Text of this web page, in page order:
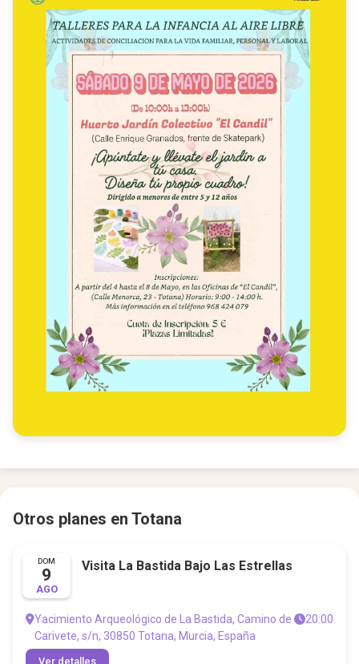
Dirigido a menores entre 5 y 12 años.
Cuota: 5 €
MÁS INFORMACIÓN E INSCRIPCIONES:
·Oficinas El Colectivo El Candil
C/ Menorca, 23 - Totana
Telf.: 968424079
Horario: de 9 h. a 14 h.
Otros planes en Totana
DOM
9
AGO
Visita La Bastida Bajo Las Estrellas
Yacimiento Arqueológico de La Bastida, Camino de
Carivete, s/n, 30850 Totana, Murcia, España
20:00
Ver detalles